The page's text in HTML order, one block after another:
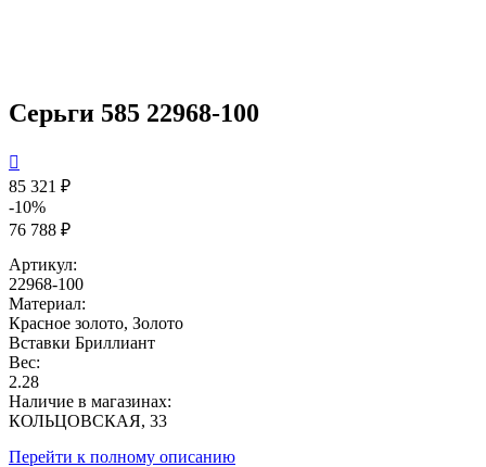
Серьги 585 22968-100

85 321 ₽
-10%
76 788 ₽
Артикул:
22968-100
Материал:
Красное золото, Золото
Вставки Бриллиант
Вес:
2.28
Наличие в магазинах:
КОЛЬЦОВСКАЯ, 33
Перейти к полному описанию